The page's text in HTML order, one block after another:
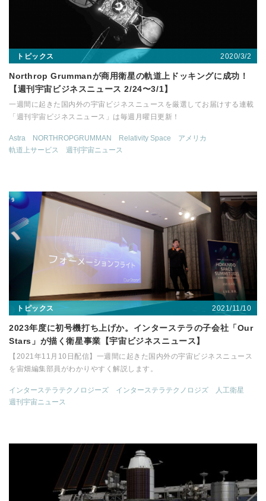
トピックス 2020/3/2
Northrop Grummanが商用衛星の軌道上ドッキングに成功！
【週刊宇宙ビジネスニュース 2/24〜3/1】
一週間に起きた国内外の宇宙ビジネスニュースを厳選してお届けする連載
「週刊宇宙ビジネスニュース」は毎週月曜日更新！
Astra NORTHROPGRUMMAN Relativity Space
アメリカ
軌道上サービス
週刊宇宙ニュース
トピックス 2021/11/10
2023年度に初号機打ち上げか。インターステラの子会社「Our
Stars」が描く衛星事業【宇宙ビジネスニュース】
【2021年11月10日配信】一週間に起きた国内外の宇宙ビジネスニュース
を宙畑編集部員がわかりやすく解説します。
インターステラテクノロジーズ インターステラテクノロジズ
人工衛星
週刊宇宙ニュース